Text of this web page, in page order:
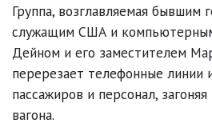
Группа, возглавляемая бывшим
служащим США и
Дейном и его заместителем
перерезает телефонные линии
пассажиров и персонал,
вагона.